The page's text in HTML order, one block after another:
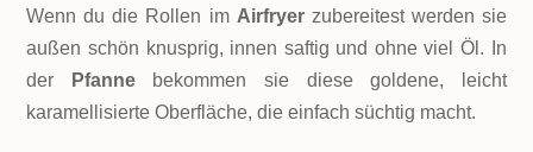
Wenn du die Rollen im Airfryerzubereitest werden sie
außen schön knusprig, innen saftig und ohne viel Öl. In
der
Pfannebekommen sie diese goldene, leicht
karamellisierte Oberfläche, die einfach süchtig macht.